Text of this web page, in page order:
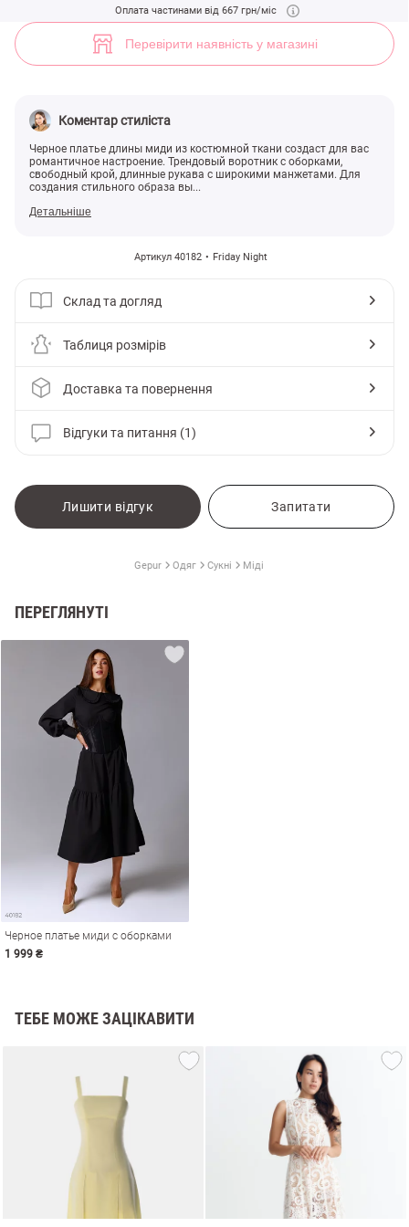
Оплата частинами від 667 грн/міс
Перевірити наявність у магазині
Коментар стиліста
Черное платье длины миди из костюмной ткани создаст для вас
романтичное настроение. Трендовый воротник с оборками,
свободный крой, длинные рукава с широкими манжетами. Для
создания стильного образа вы...
Детальніше
Артикул 40182 Friday Night
Склад та догляд
Таблиця розмірів
Доставка та повернення
Відгуки та питання (1)
Лишити відгук Запитати
Gepur Одяг Сукні Міді
ПЕРЕГЛЯНУТІ
Черное платье миди с оборками
1 999 ₴
ТЕБЕ МОЖЕ ЗАЦІКАВИТИ
Черное платье миди с оборками (арт. 40182) ♡ інтернет-магазин